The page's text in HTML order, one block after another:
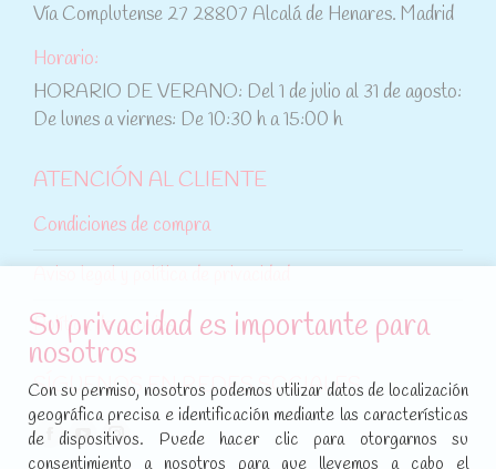
Vía Complutense 27 28807 Alcalá de Henares. Madrid
Horario:
HORARIO DE VERANO: Del 1 de julio al 31 de agosto:
De lunes a viernes: De 10:30 h a 15:00 h
ATENCIÓN AL CLIENTE
Condiciones de compra
Aviso legal y política de privacidad
Política de cookies
SÍGUENOS EN REDES SOCIALES
Encuéntranos en:
Facebook
YouTubeInstagram
Su privacidad es importante para
nosotros
Con su permiso, nosotros podemos utilizar datos de localización
geográfica precisa e identificación mediante las características
de dispositivos. Puede hacer clic para otorgarnos su
consentimiento a nosotros para que llevemos a cabo el